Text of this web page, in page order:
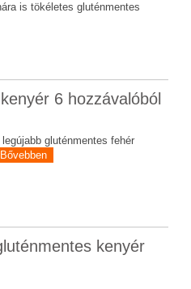
is tökéletes gluténmentes
6 hozzávalóból
gluténmentes fehér
Bővebben
kenyér